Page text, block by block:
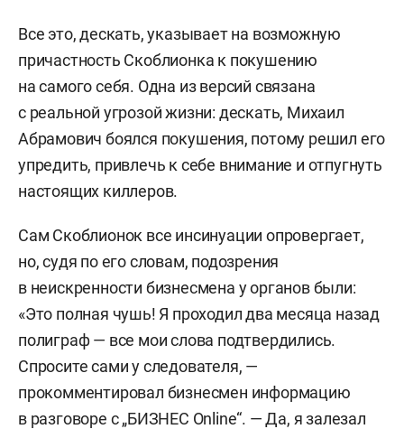
Все это, дескать, указывает на возможную
причастность Скоблионка к покушению
на самого себя. Одна из версий связана
с реальной угрозой жизни: дескать, Михаил
Абрамович боялся покушения, потому решил его
упредить, привлечь к себе внимание и отпугнуть
настоящих киллеров.
Сам Скоблионок все инсинуации опровергает,
но, судя по его словам, подозрения
в неискренности бизнесмена у органов были:
«Это полная чушь! Я проходил два месяца назад
полиграф — все мои слова подтвердились.
Спросите сами у следователя, —
прокомментировал бизнесмен информацию
в разговоре с „БИЗНЕС Online“. — Да, я залезал